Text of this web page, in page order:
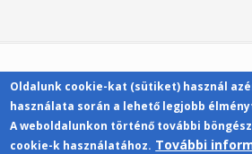
Kapcsolat
Oldalunk cookie-kat (sütiket) használ
használata során a lehető legjobb
A weboldalunkon történő további
cookie-k használatához. További